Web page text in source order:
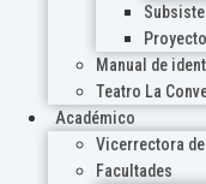
Manual de
Teatro La
Académico
Vicerrectora
Facultades